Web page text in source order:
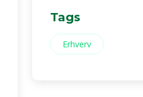
Tags
Erhverv